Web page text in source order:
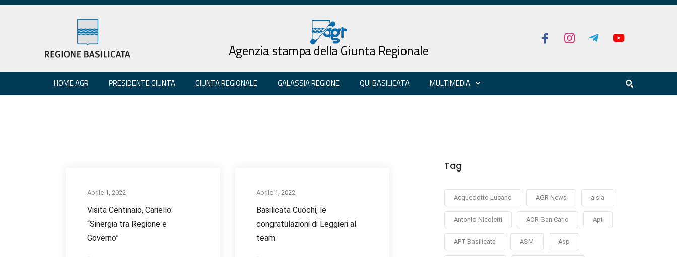
Agenzia stampa della Giunta Regionale
HOME AGR PRESIDENTE GIUNTA GIUNTA REGIONALE GALASSIA REGIONE QUI BASILICATA MULTIMEDIA
Aprile 1, 2022
Visita Centinaio, Cariello:
“Sinergia tra Regione e
Governo”
Aprile 1, 2022
Basilicata Cuochi, le
congratulazioni di Leggieri al
team
Tag
Acquedotto Lucano AGR News alsia
Antonio Nicoletti AOR San Carlo Apt
APT Basilicata ASM Asp